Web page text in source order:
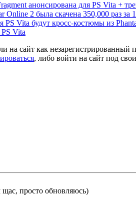
анонсирована для PS Vita +
Online 2 была скачена 350,000 раз за
PS Vita будут кросс-костюмы из
Vita
на сайт как незарегистрированный
, либо войти на сайт под
щас, просто обновляюсь)